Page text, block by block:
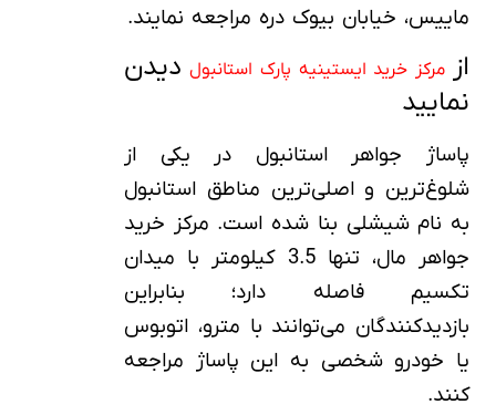
ماییس، خیابان بیوک دره مراجعه نمایند.
از مرکز خرید ایستینیه پارک استانبول دیدن
نمایید
پاساژ جواهر استانبول در یکی از
شلوغ‌ترین و اصلی‌ترین مناطق استانبول
به نام شیشلی بنا شده است. مرکز خرید
جواهر مال، تنها 3.5 کیلومتر با میدان
تکسیم فاصله دارد؛ بنابراین
بازدیدکنندگان می‌توانند با مترو، اتوبوس
یا خودرو شخصی به این پاساژ مراجعه
کنند.